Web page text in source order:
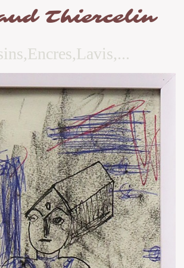
Thiercelin